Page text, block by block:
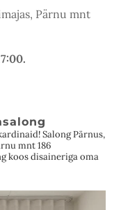
Pärnu mnt
Salong Pärnus,
mnt 186
koos disaineriga oma